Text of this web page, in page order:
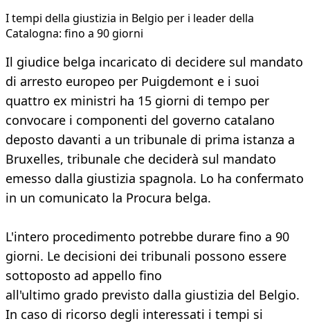
I tempi della giustizia in Belgio per i leader della
Catalogna: fino a 90 giorni
Il giudice belga incaricato di decidere sul mandato
di arresto europeo per Puigdemont e i suoi
quattro ex ministri ha 15 giorni di tempo per
convocare i componenti del governo catalano
deposto davanti a un tribunale di prima istanza a
Bruxelles, tribunale che deciderà sul mandato
emesso dalla giustizia spagnola. Lo ha confermato
in un comunicato la Procura belga.
L'intero procedimento potrebbe durare fino a 90
giorni. Le decisioni dei tribunali possono essere
sottoposto ad appello fino
all'ultimo grado previsto dalla giustizia del Belgio.
In caso di ricorso degli interessati i tempi si